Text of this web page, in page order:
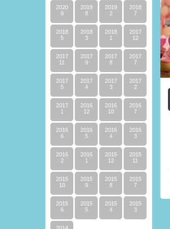
2020
9
2019
8
2019
2
2018
7
2018
5
2018
3
2018
1
2017
12
2017
11
2017
9
2017
8
2017
7
2017
5
2017
4
2017
3
2017
2
2017
1
2016
12
2016
10
2016
7
2016
6
2016
5
2016
4
2016
3
2016
2
2016
1
2015
12
2015
11
2015
10
2015
9
2015
8
2015
7
2015
6
2015
5
2015
4
2015
3